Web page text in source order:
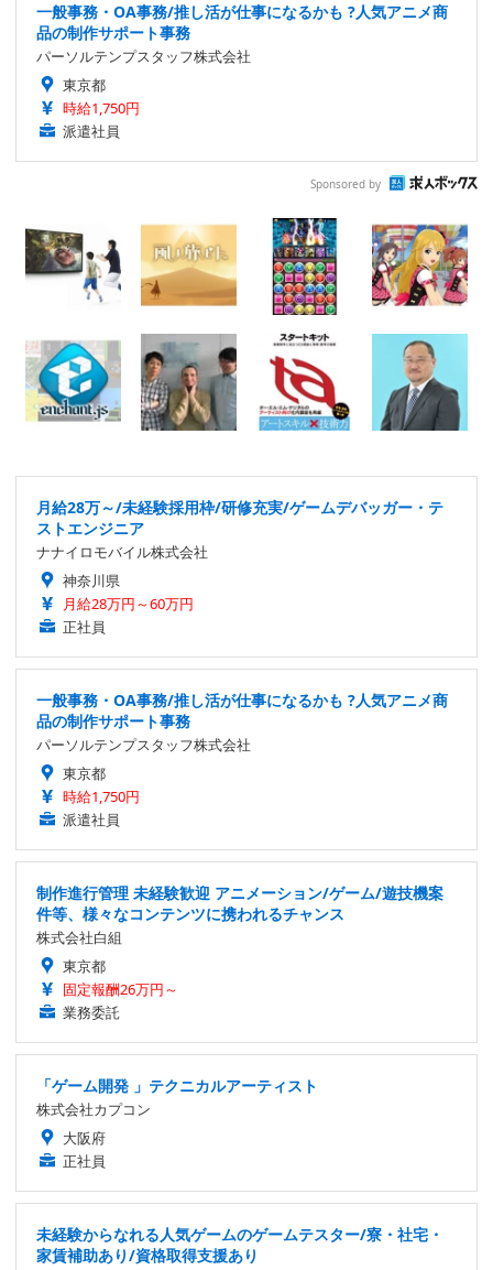
一般事務・OA事務/推し活が仕事になるかも ?人気アニメ商
品の制作サポート事務
パーソルテンプスタッフ株式会社
東京都
時給1,750円
派遣社員
Sponsored by
月給28万～/未経験採用枠/研修充実/ゲームデバッガー・テ
ストエンジニア
ナナイロモバイル株式会社
神奈川県
月給28万円～60万円
正社員
一般事務・OA事務/推し活が仕事になるかも ?人気アニメ商
品の制作サポート事務
パーソルテンプスタッフ株式会社
東京都
時給1,750円
派遣社員
制作進行管理 未経験歓迎 アニメーション/ゲーム/遊技機案
件等、様々なコンテンツに携われるチャンス
株式会社白組
東京都
固定報酬26万円～
業務委託
「ゲーム開発 」テクニカルアーティスト
株式会社カプコン
大阪府
正社員
未経験からなれる人気ゲームのゲームテスター/寮・社宅・
家賃補助あり/資格取得支援あり